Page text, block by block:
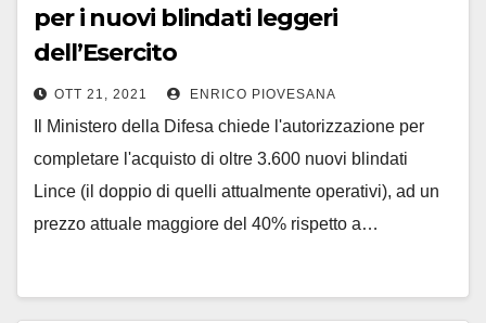
per i nuovi blindati leggeri
dell’Esercito
OTT 21, 2021 ENRICO PIOVESANA
Il Ministero della Difesa chiede l'autorizzazione per
completare l'acquisto di oltre 3.600 nuovi blindati
Lince (il doppio di quelli attualmente operativi), ad un
prezzo attuale maggiore del 40% rispetto a…